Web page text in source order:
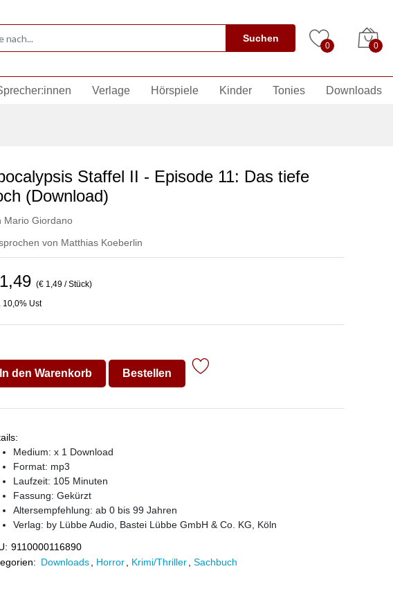
Suchen
0 0
Verlage Hörspiele Kinder Tonies Downloads
Staffel II - Episode 11: Das tiefe
(Download)
Mario Giordano
von Matthias Koeberlin
(€ 1,49 / Stück)
10,0% Ust
In den Warenkorb Bestellen
Medium: x 1 Download
Format: mp3
Laufzeit: 105 Minuten
Fassung: Gekürzt
Altersempfehlung: ab 0 bis 99 Jahren
Verlag: by Lübbe Audio, Bastei Lübbe GmbH & Co. KG, Köln
9110000116890
Downloads Horror Krimi/Thriller Sachbuch